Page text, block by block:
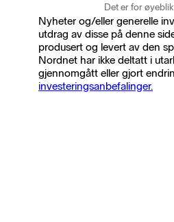
Det er for
Nyheter og/eller generelle
utdrag av disse på denne
produsert og levert av den
Nordnet har ikke deltatt i
gjennomgått eller gjort
investeringsanbefalinger.